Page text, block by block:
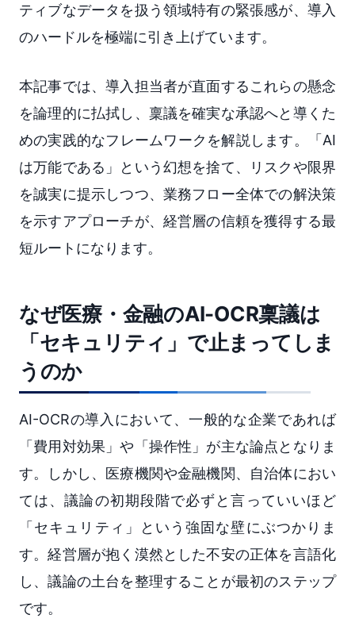
ティブなデータを扱う領域特有の緊張感が、導入
のハードルを極端に引き上げています。
本記事では、導入担当者が直面するこれらの懸念
を論理的に払拭し、稟議を確実な承認へと導くた
めの実践的なフレームワークを解説します。「AI
は万能である」という幻想を捨て、リスクや限界
を誠実に提示しつつ、業務フロー全体での解決策
を示すアプローチが、経営層の信頼を獲得する最
短ルートになります。
なぜ医療・金融のAI-OCR稟議は
「セキュリティ」で止まってしま
うのか
AI-OCRの導入において、一般的な企業であれば
「費用対効果」や「操作性」が主な論点となりま
す。しかし、医療機関や金融機関、自治体におい
ては、議論の初期段階で必ずと言っていいほど
「セキュリティ」という強固な壁にぶつかりま
す。経営層が抱く漠然とした不安の正体を言語化
し、議論の土台を整理することが最初のステップ
です。